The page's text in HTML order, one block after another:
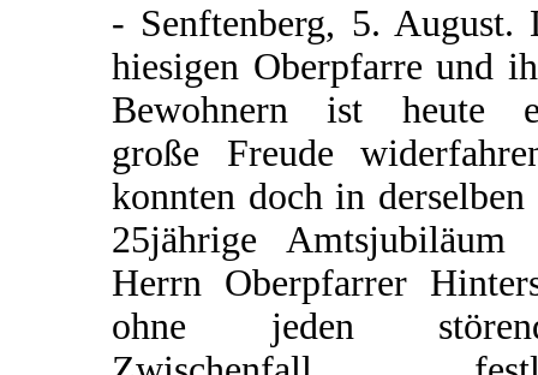
- Senftenberg, 5. August.
hiesigen Oberpfarre und
Bewohnern ist heute
große Freude
konnten doch in derselben
25jährige Amtsjubiläum
Herrn Oberpfarrer
ohne jeden